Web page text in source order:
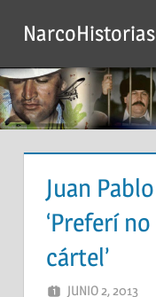
contenido
Juan
‘Preferí
cártel’
JUNIO 2, 2013